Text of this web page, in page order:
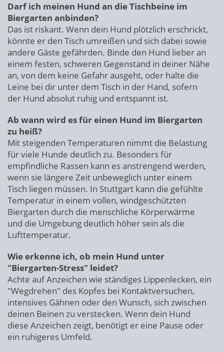
Darf ich meinen Hund an die Tischbeine im
Biergarten anbinden?
Das ist riskant. Wenn dein Hund plötzlich erschrickt,
könnte er den Tisch umreißen und sich dabei sowie
andere Gäste gefährden. Binde den Hund lieber an
einem festen, schweren Gegenstand in deiner Nähe
an, von dem keine Gefahr ausgeht, oder halte die
Leine bei dir unter dem Tisch in der Hand, sofern
der Hund absolut ruhig und entspannt ist.
Ab wann wird es für einen Hund im Biergarten
zu heiß?
Mit steigenden Temperaturen nimmt die Belastung
für viele Hunde deutlich zu. Besonders für
empfindliche Rassen kann es anstrengend werden,
wenn sie längere Zeit unbeweglich unter einem
Tisch liegen müssen. In Stuttgart kann die gefühlte
Temperatur in einem vollen, windgeschützten
Biergarten durch die menschliche Körperwärme
und die Umgebung deutlich höher sein als die
Lufttemperatur.
Wie erkenne ich, ob mein Hund unter
"Biergarten-Stress" leidet?
Achte auf Anzeichen wie ständiges Lippenlecken, ein
"Wegdrehen" des Kopfes bei Kontaktversuchen,
intensives Gähnen oder den Wunsch, sich zwischen
deinen Beinen zu verstecken. Wenn dein Hund
diese Anzeichen zeigt, benötigt er eine Pause oder
ein ruhigeres Umfeld.